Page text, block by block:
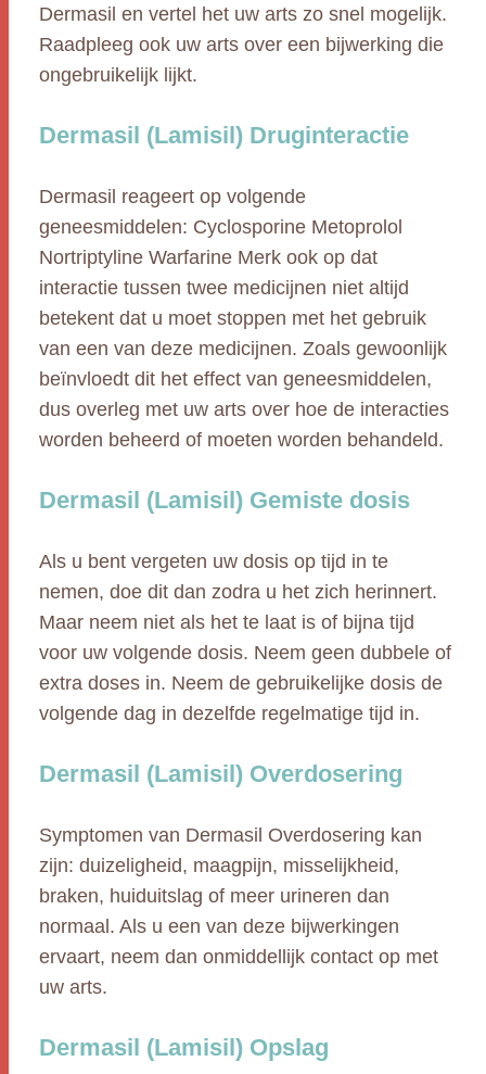
Dermasil en vertel het uw arts zo snel mogelijk.
Raadpleeg ook uw arts over een bijwerking die
ongebruikelijk lijkt.
Dermasil (Lamisil) Druginteractie
Dermasil reageert op volgende
geneesmiddelen: Cyclosporine Metoprolol
Nortriptyline Warfarine Merk ook op dat
interactie tussen twee medicijnen niet altijd
betekent dat u moet stoppen met het gebruik
van een van deze medicijnen. Zoals gewoonlijk
beïnvloedt dit het effect van geneesmiddelen,
dus overleg met uw arts over hoe de interacties
worden beheerd of moeten worden behandeld.
Dermasil (Lamisil) Gemiste dosis
Als u bent vergeten uw dosis op tijd in te
nemen, doe dit dan zodra u het zich herinnert.
Maar neem niet als het te laat is of bijna tijd
voor uw volgende dosis. Neem geen dubbele of
extra doses in. Neem de gebruikelijke dosis de
volgende dag in dezelfde regelmatige tijd in.
Dermasil (Lamisil) Overdosering
Symptomen van Dermasil Overdosering kan
zijn: duizeligheid, maagpijn, misselijkheid,
braken, huiduitslag of meer urineren dan
normaal. Als u een van deze bijwerkingen
ervaart, neem dan onmiddellijk contact op met
uw arts.
Dermasil (Lamisil) Opslag